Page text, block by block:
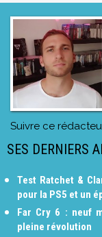
Suivre ce
SES DERNIERS
Test Ratchet &
pour la PS5 et un
Far Cry 6 : neuf
pleine révolution